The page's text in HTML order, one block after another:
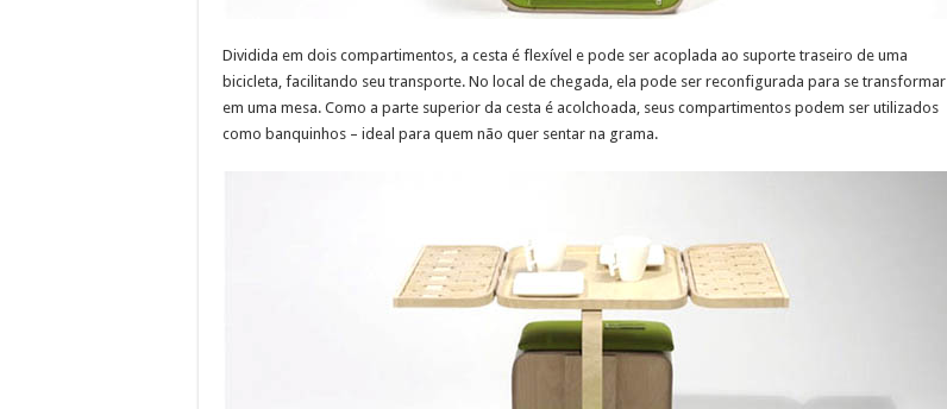
Dividida em dois compartimentos, a cesta é flexível e pode ser acoplada ao suporte traseiro de uma
bicicleta, facilitando seu transporte. No local de chegada, ela pode ser reconfigurada para se transformar
em uma mesa. Como a parte superior da cesta é acolchoada, seus compartimentos podem ser utilizados
como banquinhos – ideal para quem não quer sentar na grama.